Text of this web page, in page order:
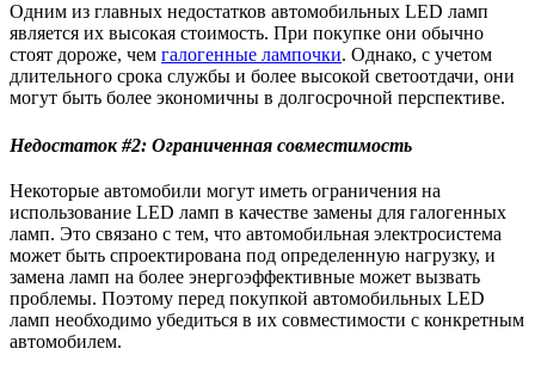
Одним из главных недостатков автомобильных LED ламп
является их высокая стоимость. При покупке они обычно
стоят дороже, чем галогенные лампочки. Однако, с учетом
длительного срока службы и более высокой светоотдачи, они
могут быть более экономичны в долгосрочной перспективе.
Недостаток #2: Ограниченная совместимость
Некоторые автомобили могут иметь ограничения на
использование LED ламп в качестве замены для галогенных
ламп. Это связано с тем, что автомобильная электросистема
может быть спроектирована под определенную нагрузку, и
замена ламп на более энергоэффективные может вызвать
проблемы. Поэтому перед покупкой автомобильных LED
ламп необходимо убедиться в их совместимости с конкретным
автомобилем.